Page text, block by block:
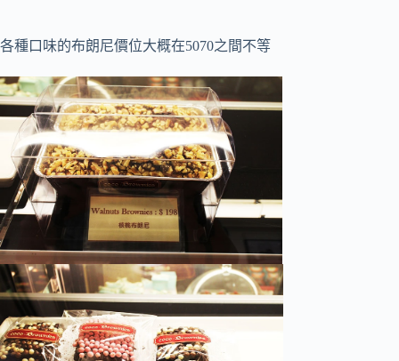
各種口味的布朗尼價位大概在5070之間不等